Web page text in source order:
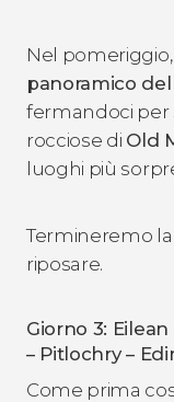
Nel
panoramico
fermandoci per
rocciose di Old
luoghi più
Termineremo
riposare.
Giorno 3:
– Pitlochry –
Come prima